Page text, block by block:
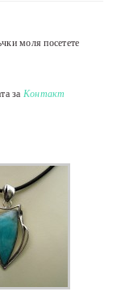
моля посетете
за Контакт